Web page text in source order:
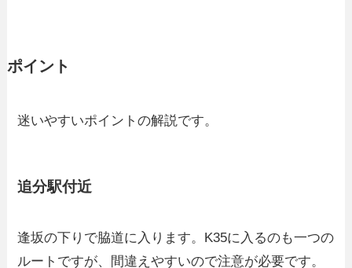
ポイント
迷いやすいポイントの解説です。
追分駅付近
逢坂の下りで脇道に入ります。K35に入るのも一つの
ルートですが、間違えやすいので注意が必要です。